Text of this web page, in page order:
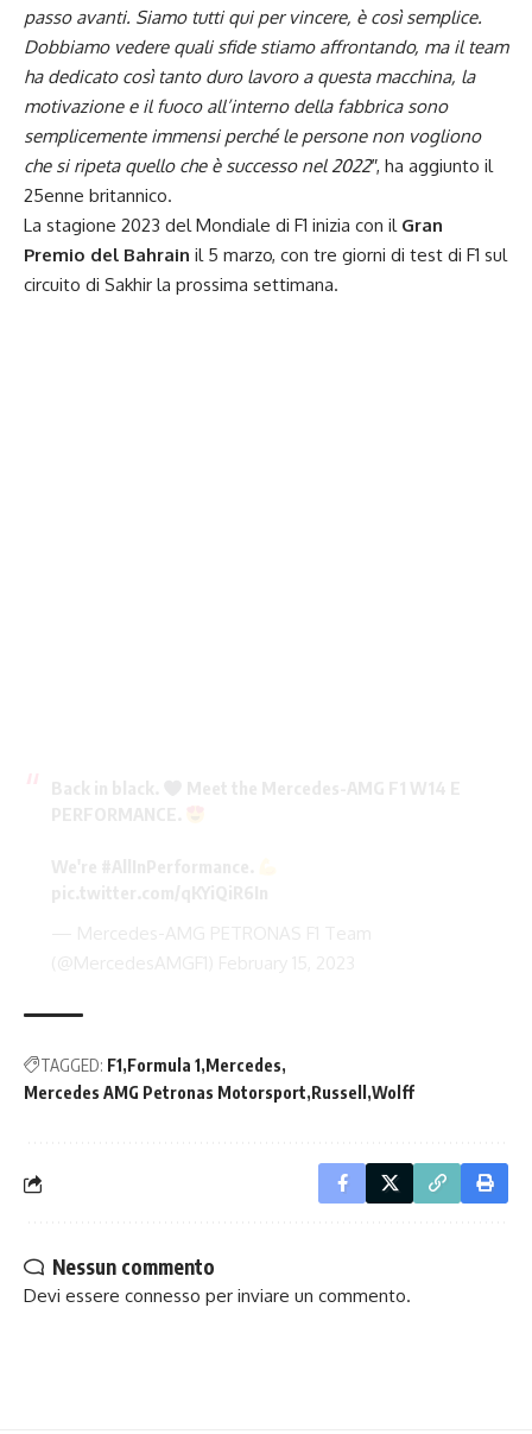
passo avanti. Siamo tutti qui per vincere, è così semplice.
Dobbiamo vedere quali sfide stiamo affrontando, ma il team
ha dedicato così tanto duro lavoro a questa macchina, la
motivazione e il fuoco all’interno della fabbrica sono
semplicemente immensi perché le persone non vogliono
che si ripeta quello che è successo nel 2022″, ha aggiunto il
25enne britannico.
La stagione 2023 del Mondiale di F1 inizia con il Gran
Premio del Bahrain il 5 marzo, con tre giorni di test di F1 sul
circuito di Sakhir la prossima settimana.
TAGGED: F1 Formula 1 Mercedes
Mercedes AMG Petronas Motorsport Russell Wolff
Nessun commento
Devi essere connesso per inviare un commento.